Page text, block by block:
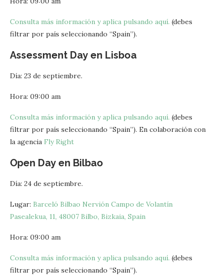
Consulta más información y aplica pulsando aquí. (debes
filtrar por país seleccionando “Spain”).
Assessment Day en Lisboa
Día: 23 de septiembre.
Hora: 09:00 am
Consulta más información y aplica pulsando aquí. (debes
filtrar por país seleccionando “Spain”). En colaboración con
la agencia Fly Right
Open Day en Bilbao
Día: 24 de septiembre.
Lugar: Barceló Bilbao Nervión Campo de Volantín
Pasealekua, 11, 48007 Bilbo, Bizkaia, Spain
Hora: 09:00 am
Consulta más información y aplica pulsando aquí. (debes
filtrar por país seleccionando “Spain”).